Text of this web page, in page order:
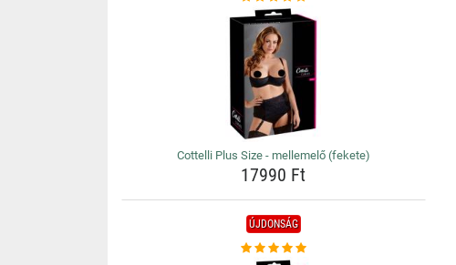
Cottelli Plus Size - mellemelő (fekete)
17990 Ft
ÚJDONSÁG